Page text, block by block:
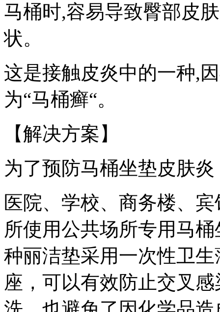
马桶时,容易导致臀部皮
状。
这是接触皮炎中的一种,
为“马桶癣“。
【解决方案】
为了预防马桶坐垫皮肤
医院、学校、商务楼、
所使用公共场所专用马
种丽洁垫采用一次性卫
座，可以有效防止交叉